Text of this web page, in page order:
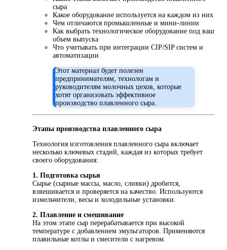
сыра
Какое оборудование используется на каждом из них
Чем отличаются промышленные и мини-линии
Как выбрать технологическое оборудование под ваш
объем выпуска
Что учитывать при интеграции CIP/SIP систем и
автоматизации
Этот материал будет полезен
предпринимателям, технологам и
руководителям молочных цехов, которые
хотят организовать эффективное
производство плавленного сыра.
Этапы производства плавленного сыра
Технология изготовления плавленного сыра включает
несколько ключевых стадий, каждая из которых требует
своего оборудования:
1. Подготовка сырья
Сырье (сырные массы, масло, сливки) дробится,
взвешивается и проверяется на качество. Используются
измельчители, весы и холодильные установки.
2. Плавление и смешивание
На этом этапе сыр перерабатывается при высокой
температуре с добавлением эмульгаторов. Применяются
плавильные котлы и смесители с нагревом.